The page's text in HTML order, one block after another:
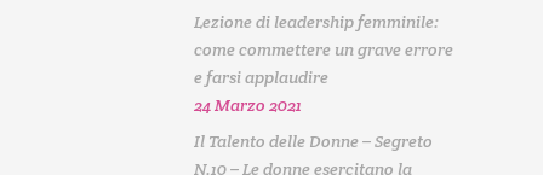
Lezione di leadership femminile:
come commettere un grave errore
e farsi applaudire
24 Marzo 2021
Il Talento delle Donne – Segreto
N.10 – Le donne esercitano la